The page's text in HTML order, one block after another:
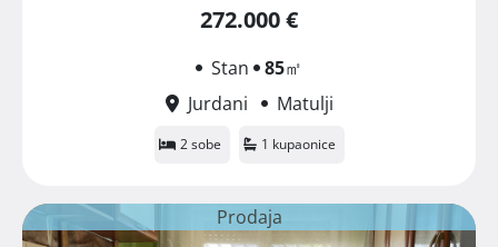
272.000 €
Stan 85㎡
Jurdani
Matulji
2 sobe 1 kupaonice
Prodaja